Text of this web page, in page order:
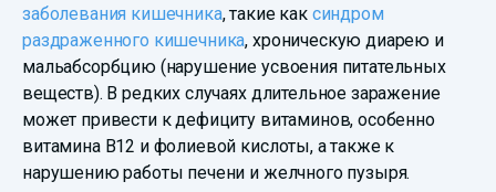
заболевания кишечника, такие как синдром
раздраженного кишечника, хроническую диарею и
мальабсорбцию (нарушение усвоения питательных
веществ). В редких случаях длительное заражение
может привести к дефициту витаминов, особенно
витамина B12 и фолиевой кислоты, а также к
нарушению работы печени и желчного пузыря.